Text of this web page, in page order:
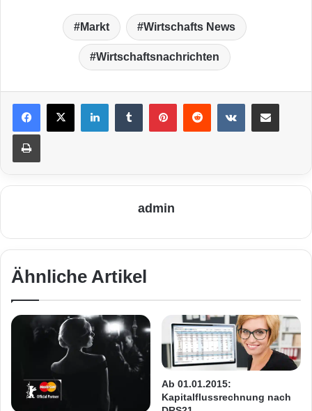
Markt Wirtschafts News
Wirtschaftsnachrichten
LinkedIn VKontakte
Drucken
admin
Ähnliche Artikel
Ab 01.01.2015:
Kapitalflussrechnung nach